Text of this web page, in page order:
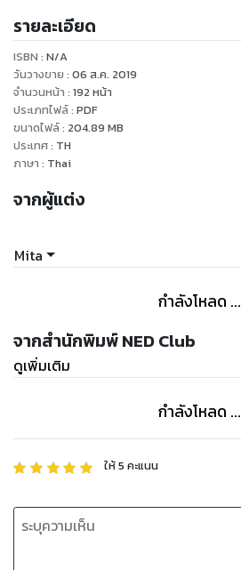
รายละเอียด
ISBN : N/A
วันวางขาย : 06 ส.ค. 2019
จำนวนหน้า : 192 หน้า
ประเภทไฟล์: PDF
ขนาดไฟล์: 204.89 MB
ประเทศ: TH
ภาษา : Thai
จากผู้แต่ง
Mita
กำลังโหลด ...
จากสำนักพิมพ์ NED Club
ดูเพิ่มเติม
กำลังโหลด ...
ให้5 คะแนน